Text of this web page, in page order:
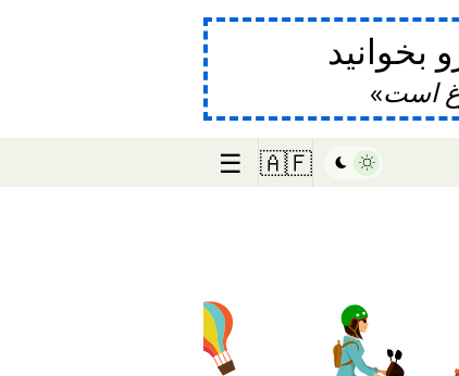
است
🇦🇫
☰